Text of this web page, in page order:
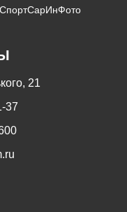
СпортСарИнФото
21
37